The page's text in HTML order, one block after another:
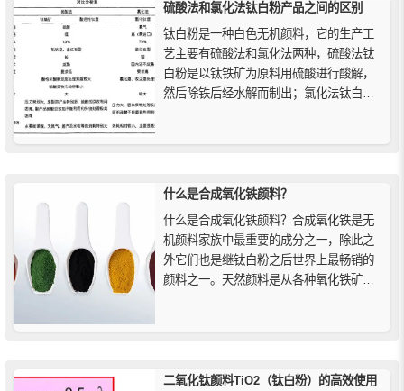
硫酸法和氯化法钛白粉产品之间的区别
钛白粉是一种白色无机颜料，它的生产工
艺主要有硫酸法和氯化法两种，硫酸法钛
白粉是以钛铁矿为原料用硫酸进行酸解，
然后除铁后经水解而制出；氯化法钛白粉
什么是合成氧化铁颜料？
什么是合成氧化铁颜料？合成氧化铁是无
机颜料家族中最重要的成分之一，除此之
外它们也是继钛白粉之后世界上最畅销的
颜料之一。天然颜料是从各种氧化铁矿物
二氧化钛颜料TiO2（钛白粉）的高效使用